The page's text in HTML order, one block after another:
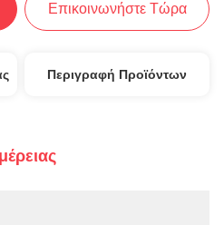
Επικοινωνήστε Τώρα
Περιγραφή Προϊόντων